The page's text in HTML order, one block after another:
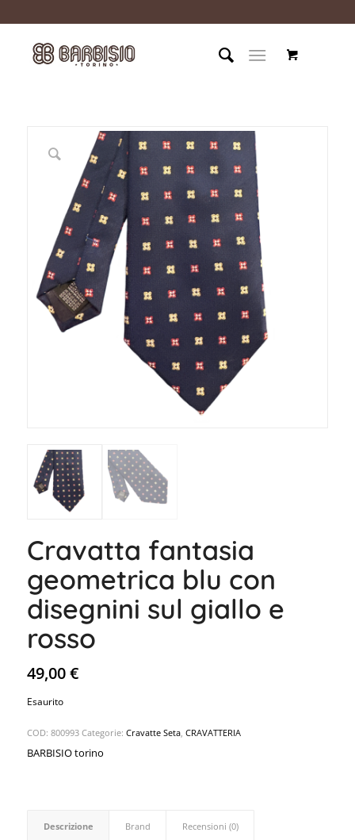
Cravatta fantasia
geometrica blu con
disegnini sul giallo e
rosso
49,00€
Esaurito
COD: 800993 Categorie: Cravatte Seta, CRAVATTERIA
BARBISIO torino
Descrizione Brand Recensioni (0)